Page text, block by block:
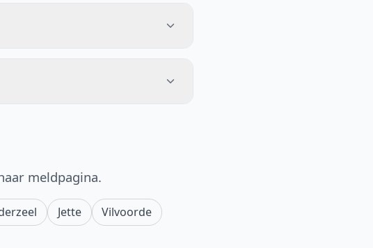
meldpagina.
Jette
Vilvoorde